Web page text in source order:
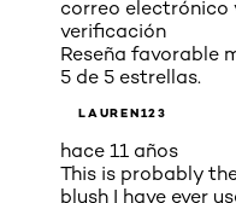
correo electrónico
verificación
Reseña favorable
5 de 5 estrellas.
LAUREN123
hace 11 años
This is probably
blush I have ever